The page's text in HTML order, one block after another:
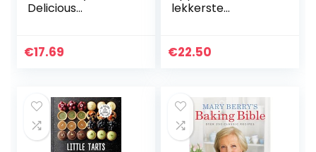
Delicious
Day
€17.69
lekkerste
€22.50